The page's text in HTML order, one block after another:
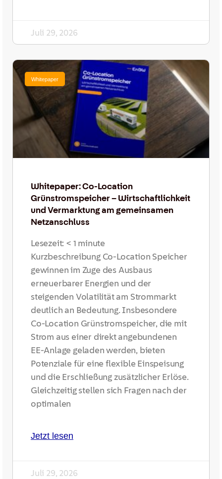
Juli 29, 2026
Whitepaper
Whitepaper: Co-Location
Grünstromspeicher – Wirtschaftlichkeit
und Vermarktung am gemeinsamen
Netzanschluss
Lesezeit: < 1 minute
Kurzbeschreibung Co-Location Speicher
gewinnen im Zuge des Ausbaus
erneuerbarer Energien und der
steigenden Volatilität am Strommarkt
deutlich an Bedeutung. Insbesondere
Co-Location Grünstromspeicher, die mit
Strom aus einer direkt angebundenen
EE-Anlage geladen werden, bieten
Potenziale für eine flexible Einspeisung
und die Erschließung zusätzlicher Erlöse.
Gleichzeitig stellen sich Fragen nach der
optimalen
Jetzt lesen
Juli 29, 2026